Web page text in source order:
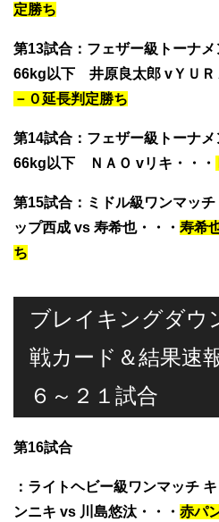
定勝ち
第13試合 ：フェザー級トーナ
66kg以下 井原良太郎 vＹＵＲ
－０延長判定勝ち
第14試合 ：フェザー級トーナ
66kg以下
ＮＡＯ vリキ ・・・
第15試合 ：ミドル級ワンマッ
ップ西成 vs 寿希也・・・ 寿希
ち
ブレイキングダウ
戦カード＆結果速
６～２１試合
第16試合
：ライトヘビー級ワンマッチ
ンニキ vs 川島悠汰 ・・・ 赤パ